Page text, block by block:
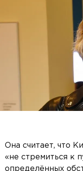
Она считает, что
«не стремиться к
определённых